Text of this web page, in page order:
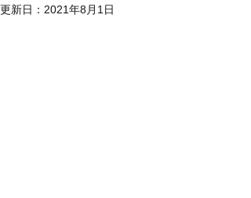
更新日： 2021年8月1日